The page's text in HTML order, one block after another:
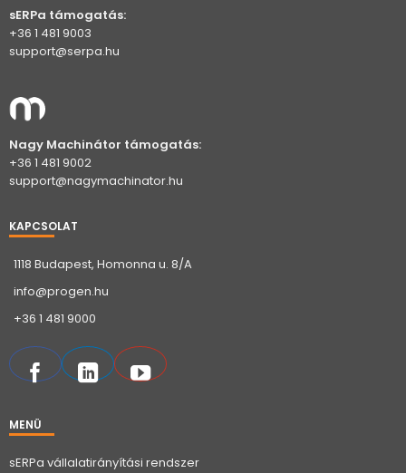
sERPa támogatás:
+36 1 481 9003
support@serpa.hu
Nagy Machinátor támogatás:
+36 1 481 9002
support@nagymachinator.hu
KAPCSOLAT
1118 Budapest, Homonna u. 8/A
info@progen.hu
+36 1 481 9000
MENÜ
sERPa vállalatirányítási rendszer